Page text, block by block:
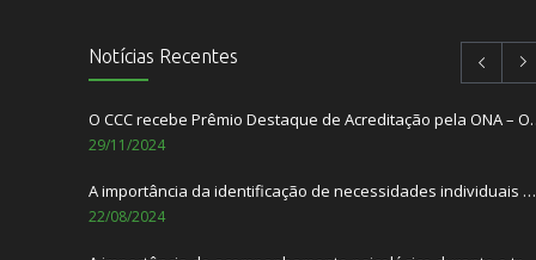
Notícias Recentes
O CCC recebe Prêmio
29/11/2024
A importância da identificação de necessidades individuais dos pacientes
22/08/2024